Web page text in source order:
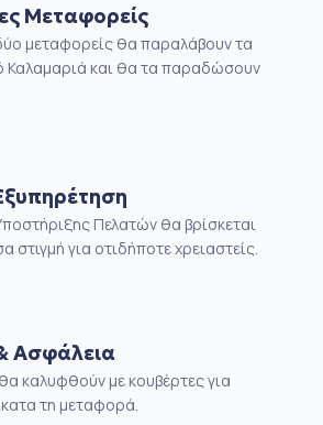
Μεταφορείς
μεταφορείς θα παραλάβουν τα
και θα τα παραδώσουν
Πελατών θα βρίσκεται
στιγμή για οτιδήποτε χρειαστείς.
Ασφάλεια
καλυφθούν με κουβέρτες για
τη μεταφορά.